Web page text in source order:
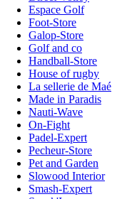
Espace Golf
Foot-Store
Galop-Store
Golf and co
Handball-Store
House of rugby
La sellerie de Maé
Made in Paradis
Nauti-Wave
On-Fight
Padel-Expert
Pecheur-Store
Pet and Garden
Slowood Interior
Smash-Expert